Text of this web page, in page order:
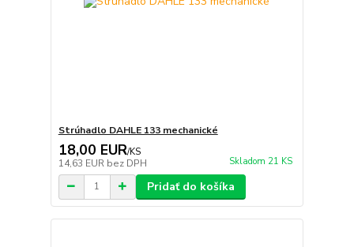
Strúhadlo DAHLE 133 mechanické
18,00 EUR/KS
14,63 EUR bez DPH Skladom 21 KS
Pridať do košíka